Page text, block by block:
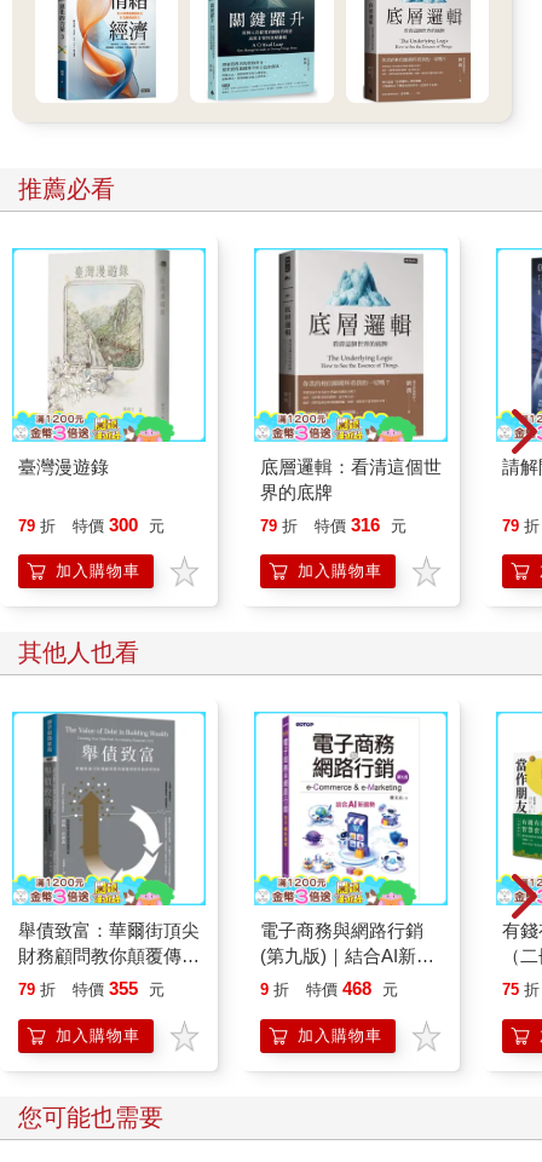
推薦必看
臺灣漫遊錄
79 折 特價 300 元
加入購物車
底層邏輯：看清這個世
界的底牌
79 折 特價 316 元
加入購物車
請解
79 折
其他人也看
舉債致富：華爾街頂尖
財務顧問教你顛覆傳統
的債務理財術
79 折 特價 355 元
加入購物車
電子商務與網路行銷
(第九版)｜結合AI新趨
勢
9 折 特價 468 元
加入購物車
有
（
作
由
版）
75 折
您可能也需要